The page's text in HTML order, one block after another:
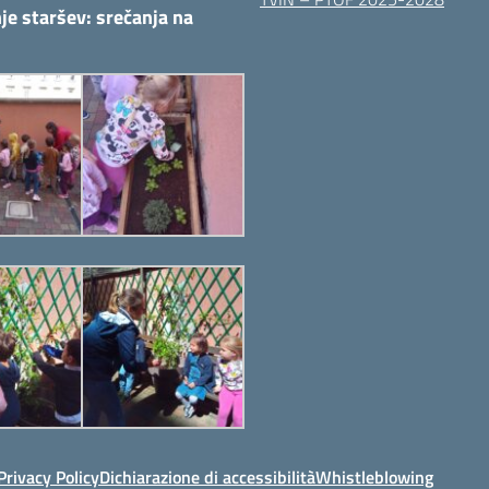
staršev: srečanja na
PolicyDichiarazione di accessibilitàWhistleblowing